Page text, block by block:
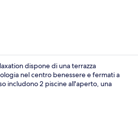
dispone di una terrazza
nel centro benessere e fermati a
includono 2 piscine all'aperto, una